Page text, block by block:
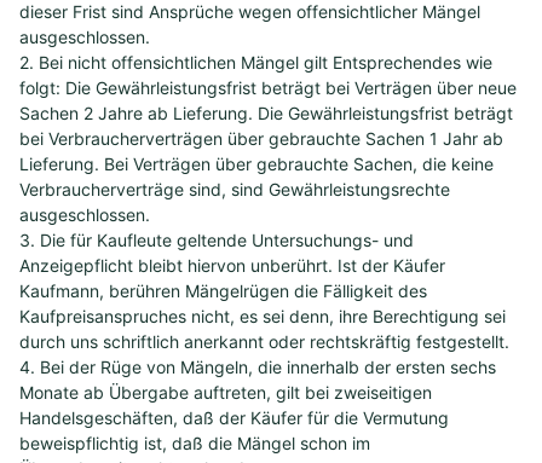
dieser Frist sind Ansprüche wegen offensichtlicher Mängel
ausgeschlossen.
2. Bei nicht offensichtlichen Mängel gilt Entsprechendes wie
folgt: Die Gewährleistungsfrist beträgt bei Verträgen über neue
Sachen 2 Jahre ab Lieferung. Die Gewährleistungsfrist beträgt
bei Verbraucherverträgen über gebrauchte Sachen 1 Jahr ab
Lieferung. Bei Verträgen über gebrauchte Sachen, die keine
Verbraucherverträge sind, sind Gewährleistungsrechte
ausgeschlossen.
3. Die für Kaufleute geltende Untersuchungs- und
Anzeigepflicht bleibt hiervon unberührt. Ist der Käufer
Kaufmann, berühren Mängelrügen die Fälligkeit des
Kaufpreisanspruches nicht, es sei denn, ihre Berechtigung sei
durch uns schriftlich anerkannt oder rechtskräftig festgestellt.
4. Bei der Rüge von Mängeln, die innerhalb der ersten sechs
Monate ab Übergabe auftreten, gilt bei zweiseitigen
Handelsgeschäften, daß der Käufer für die Vermutung
beweispflichtig ist, daß die Mängel schon im